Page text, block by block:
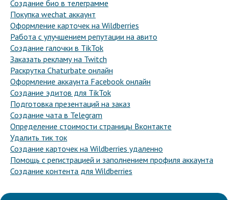
Создание био в телеграмме
Покупка wechat аккаунт
Оформление карточек на Wildberries
Работа с улучшением репутации на авито
Создание галочки в TikTok
Заказать рекламу на Twitch
Раскрутка Chaturbate онлайн
Оформление аккаунта Facebook онлайн
Создание эдитов для TikTok
Подготовка презентаций на заказ
Создание чата в Telegram
Определение стоимости страницы Вконтакте
Удалить тик ток
Создание карточек на Wildberries удаленно
Помощь с регистрацией и заполнением профиля аккаунта
Создание контента для Wildberries